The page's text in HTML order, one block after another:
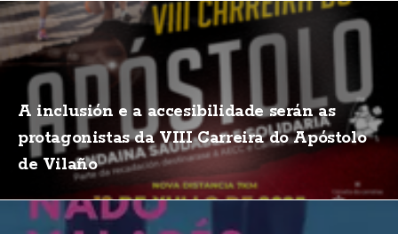
A inclusión e a accesibilidade serán as
protagonistas da VIII Carreira do Apóstolo
de Vilaño